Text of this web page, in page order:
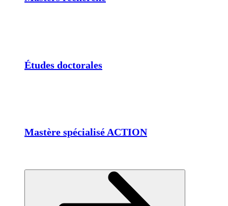
Études doctorales
Mastère spécialisé ACTION